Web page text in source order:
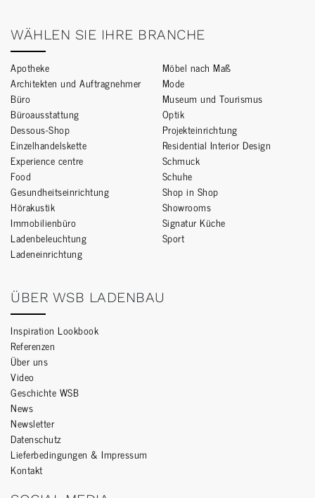
WÄHLEN SIE IHRE BRANCHE
Apotheke
Architekten und Auftragnehmer
Büro
Büroausstattung
Dessous-Shop
Einzelhandelskette
Experience centre
Food
Gesundheitseinrichtung
Hörakustik
Immobilienbüro
Ladenbeleuchtung
Ladeneinrichtung
Möbel nach Maß
Mode
Museum und Tourismus
Optik
Projekteinrichtung
Residential Interior Design
Schmuck
Schuhe
Shop in Shop
Showrooms
Signatur Küche
Sport
ÜBER WSB LADENBAU
Inspiration Lookbook
Referenzen
Über uns
Video
Geschichte WSB
News
Newsletter
Datenschutz
Lieferbedingungen & Impressum
Kontakt